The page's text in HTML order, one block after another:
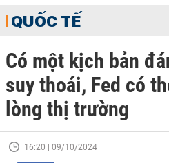
QUỐC TẾ
Có một kịch bản
suy thoái, Fed có
lòng thị trường
16:20 | 09/10/2024